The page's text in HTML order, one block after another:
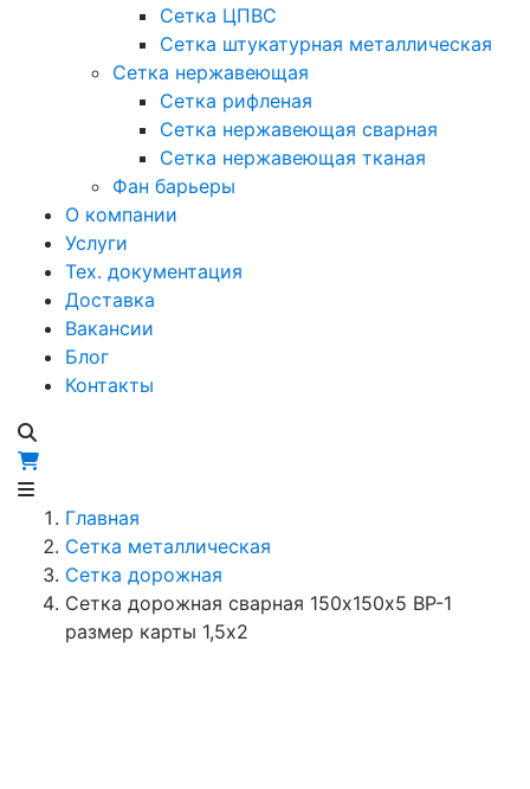
Сетка ЦПВС
Сетка штукатурная металлическая
Сетка нержавеющая
Сетка рифленая
Сетка нержавеющая сварная
Сетка нержавеющая тканая
Фан барьеры
О компании
Услуги
Тех. документация
Доставка
Вакансии
Блог
Контакты
Главная
Сетка металлическая
Сетка дорожная
Сетка дорожная сварная 150х150х5 ВР-1
размер карты 1,5х2